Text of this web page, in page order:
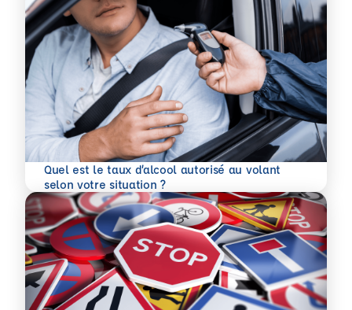
Quel est le taux d’alcool autorisé au volant
selon votre situation ?
En savoir plus